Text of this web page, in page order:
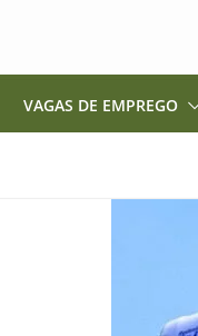
VAGAS DE EMPREGO